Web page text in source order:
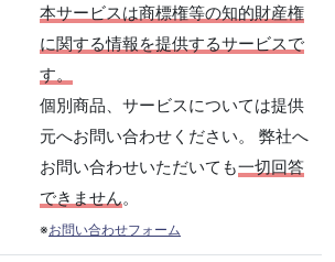
本サービスは商標権等の知的財産権
に関する情報を提供するサービスで
す。
個別商品、サービスについては提供
元へお問い合わせください。 弊社へ
お問い合わせいただいても一切回答
できません。
※お問い合わせフォーム